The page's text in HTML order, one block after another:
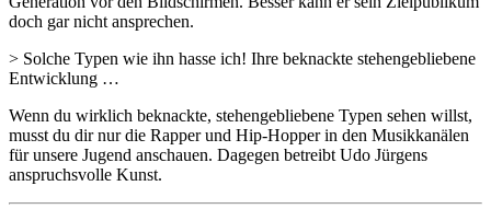
doch gar nicht ansprechen.
> Solche Typen wie ihn hasse ich! Ihre beknackte stehengebliebene
Entwicklung …
Wenn du wirklich beknackte, stehengebliebene Typen sehen willst,
musst du dir nur die Rapper und Hip-Hopper in den Musikkanälen
für unsere Jugend anschauen. Dagegen betreibt Udo Jürgens
anspruchsvolle Kunst.